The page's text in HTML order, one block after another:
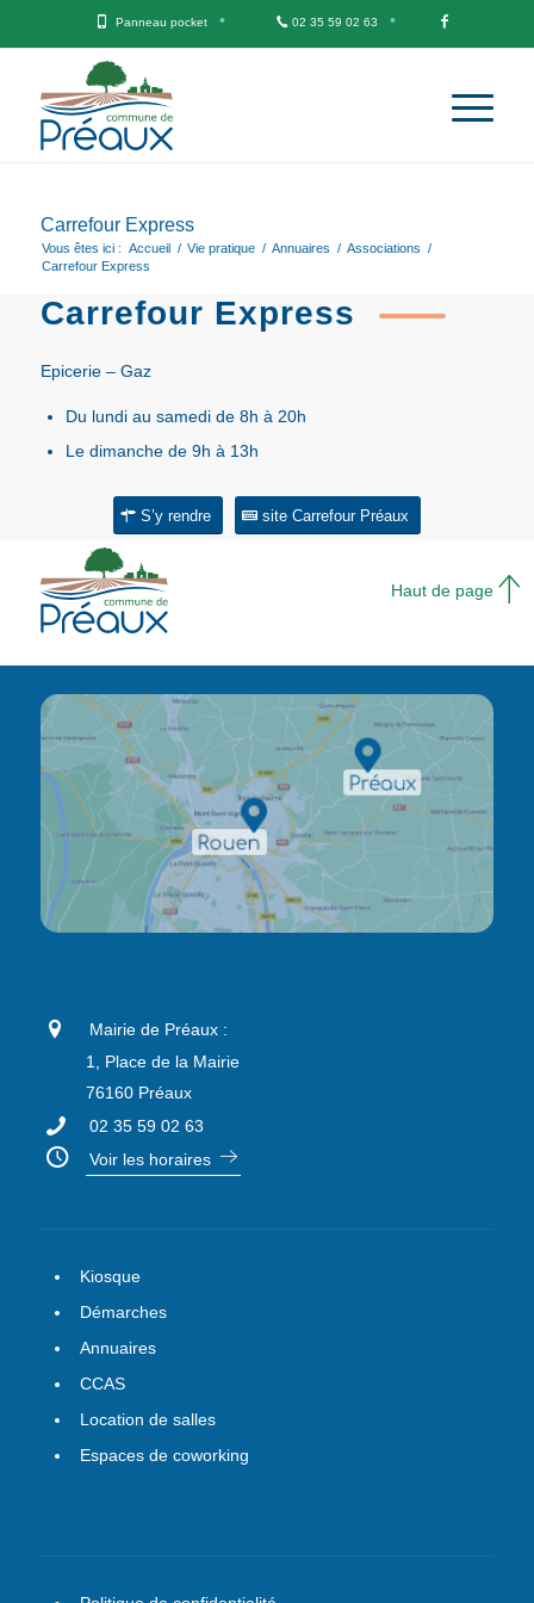
Panneau pocket 02 35 59 02 63
Carrefour Express
Vous êtes ici : Accueil / Vie pratique / Annuaires / Associations /
Carrefour Express
Carrefour Express
Epicerie – Gaz
Du lundi au samedi de 8h à 20h
Le dimanche de 9h à 13h
S’y rendre site Carrefour Préaux
Haut de page
Mairie de Préaux :
1, Place de la Mairie
76160 Préaux
02 35 59 02 63
Voir les horaires
Kiosque
Démarches
Annuaires
CCAS
Location de salles
Espaces de coworking